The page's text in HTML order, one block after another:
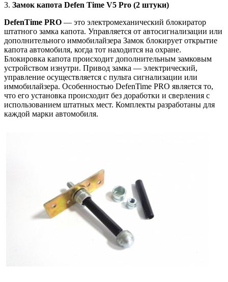
3. Замок капота Defen Time V5 Pro (2 штуки)
DefenTime PRO — это электромеханический блокиратор
штатного замка капота. Управляется от автосигнализации или
дополнительного иммобилайзера Замок блокирует открытие
капота автомобиля, когда тот находится на охране.
Блокировка капота происходит дополнительным замковым
устройством изнутри. Привод замка — электрический,
управление осуществляется с пульта сигнализации или
иммобилайзера. Особенностью DefenTime PRO является то,
что его установка происходит без доработки и сверления с
использованием штатных мест. Комплекты разработаны для
каждой марки автомобиля.